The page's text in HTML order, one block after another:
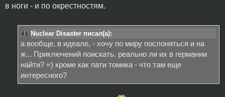
в ноги - и по окрестностям.
Nuclear Disaster писал(а):
а вообще, в идеале, - хочу по миру послоняться и на
ж... Приключений поискать. реально ли их в германии
найти? =) кроме как пати томика - что там еще
интересного?